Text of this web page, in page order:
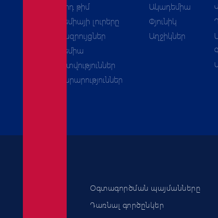
Երկրորդ թիմ
Ակադեմիայի լուրերը
Հարցազրույցներ
Ակադեմիա
Հաշվետվություններ
Հայտարարություններ
Ակադեմիա
Փյունիկ
Աղջիկներ
Օգտագործման պայմանները
Դառնալ գործընկեր